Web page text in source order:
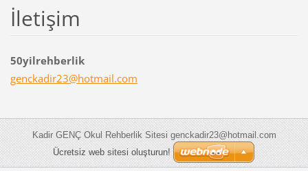
İletişim
50yilrehberlik
genckadir23@hotmail.com
Kadir GENÇ Okul Rehberlik Sitesi genckadir23@hotmail.com
Ücretsiz web sitesi oluşturun!